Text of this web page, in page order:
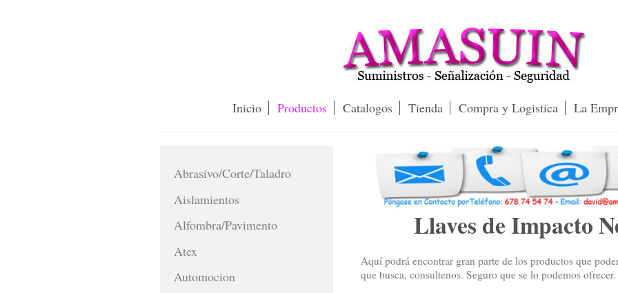
Inicio Productos Catalogos Tienda Compra y Logistica La
Llaves de Impacto
Aquí podrá encontrar gran parte de los productos que
que busca, consultenos. Seguro que se lo podemos ofrecer.
Abrasivo/Corte/Taladro
Aislamientos
Alfombra/Pavimento
Atex
Automocion